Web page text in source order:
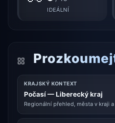
IDEÁLNÍ
KRAJSKÝ KONTEXT
Počasí — Liberecký kraj
Regionální přehled, města v kraji